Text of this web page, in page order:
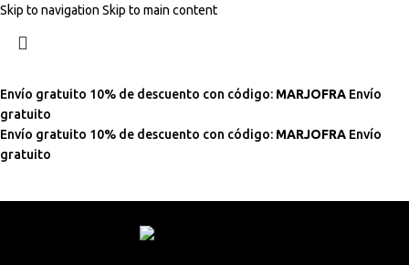
Skip to navigation Skip to main content
Envío gratuito 10% de descuento con código: MARJOFRA Envío
gratuito
Envío gratuito 10% de descuento con código: MARJOFRA Envío
gratuito